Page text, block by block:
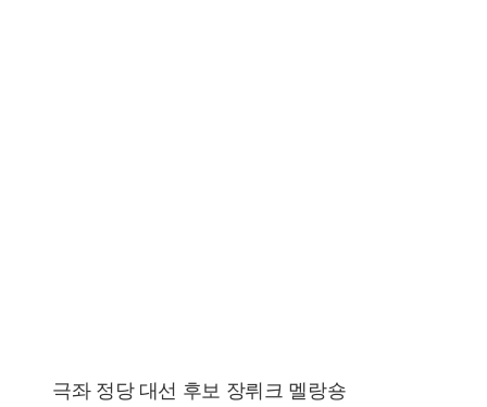
극좌 정당 대선 후보 장뤼크 멜랑숑